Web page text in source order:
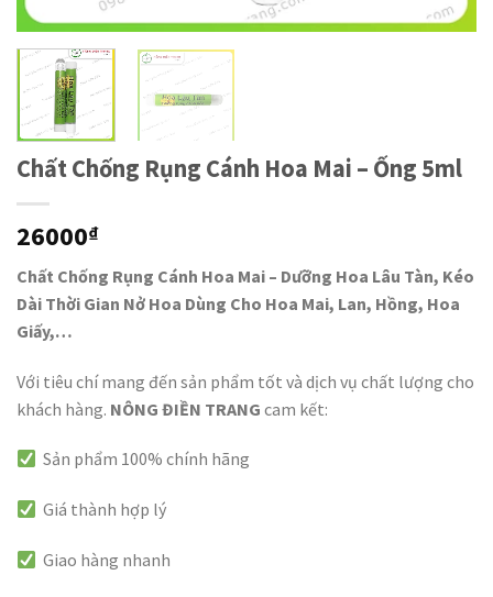
Chất Chống Rụng Cánh Hoa Mai – Ống 5ml
26000₫
Chất Chống Rụng Cánh Hoa Mai – Dưỡng Hoa Lâu Tàn, Kéo
Dài Thời Gian Nở Hoa Dùng Cho Hoa Mai, Lan, Hồng, Hoa
Giấy,…
Với tiêu chí mang đến sản phẩm tốt và dịch vụ chất lượng cho
khách hàng. NÔNG ĐIỀN TRANG cam kết:
Sản phẩm 100% chính hãng
Giá thành hợp lý
Giao hàng nhanh